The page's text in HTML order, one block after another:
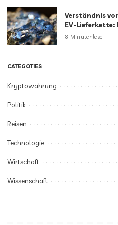
Verständnis
EV-Lieferkette:
8 Minutenlese
CATEGOTIES
Kryptowährung
Politik
Reisen
Technologie
Wirtschaft
Wissenschaft